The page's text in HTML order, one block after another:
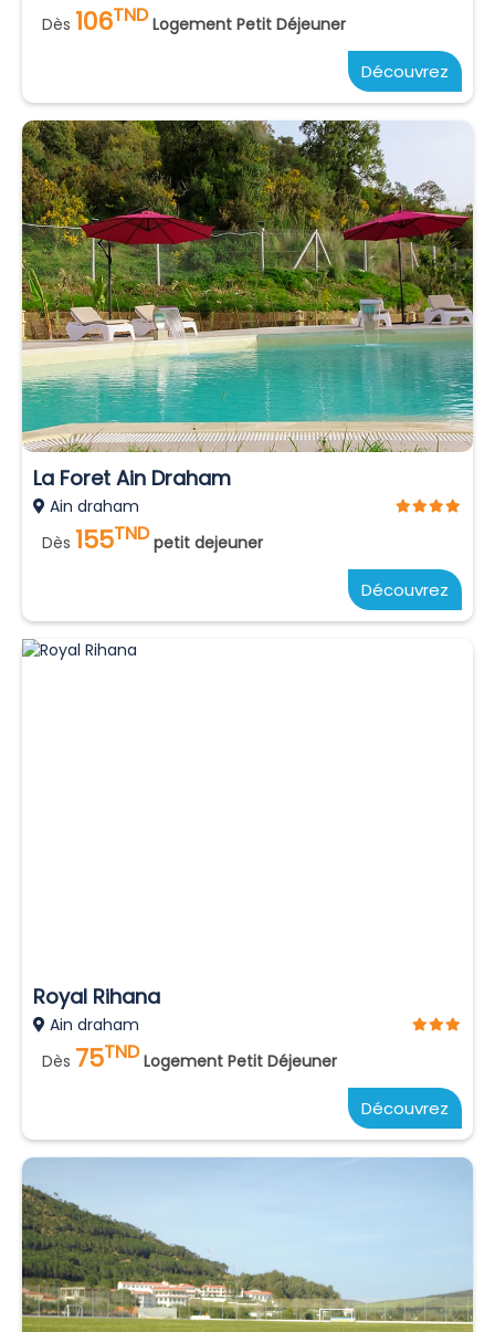
Dès 106TND Logement Petit Déjeuner
Découvrez
La Foret Ain Draham
Ain draham
Dès 155TND petit dejeuner
Découvrez
Royal Rihana
Ain draham
Dès 75TND Logement Petit Déjeuner
Découvrez